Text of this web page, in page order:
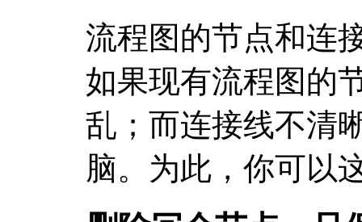
流程图的节点和连
如果现有流程图的
乱；而连接线不清
脑。为此，你可以